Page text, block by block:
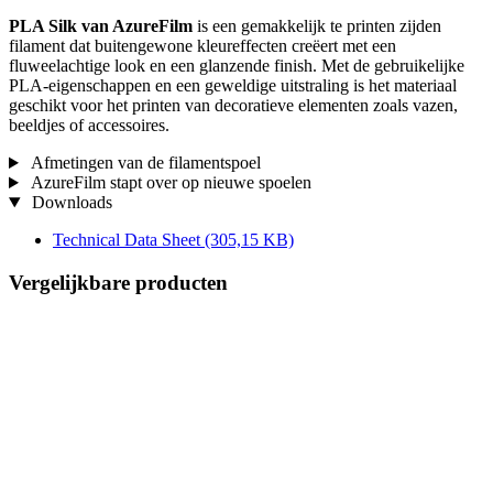
PLA Silk van AzureFilm is een gemakkelijk te printen zijden
filament dat buitengewone kleureffecten creëert met een
fluweelachtige look en een glanzende finish. Met de gebruikelijke
PLA-eigenschappen en een geweldige uitstraling is het materiaal
geschikt voor het printen van decoratieve elementen zoals vazen,
beeldjes of accessoires.
Afmetingen van de filamentspoel
AzureFilm stapt over op nieuwe spoelen
Downloads
Technical Data Sheet (305,15 KB)
Vergelijkbare producten